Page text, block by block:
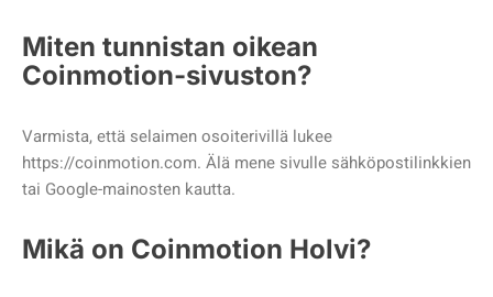
Miten tunnistan oikean
Coinmotion-sivuston?
Varmista, että selaimen osoiterivillä lukee
https://coinmotion.com. Älä mene sivulle sähköpostilinkkien
tai Google-mainosten kautta.
Mikä on Coinmotion Holvi?